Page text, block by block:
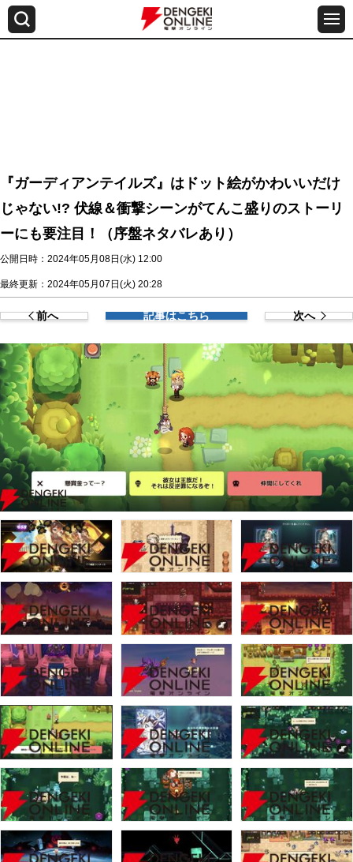
『ガーディアンテイルズ』はドット絵がかわいいだけ
じゃない!? 伏線＆衝撃シーンがてんこ盛りのストーリ
ーにも要注目！（序盤ネタバレあり）
公開日時：2024年05月08日(水) 12:00
最終更新：2024年05月07日(火) 20:28
前へ 記事はこちら 次へ